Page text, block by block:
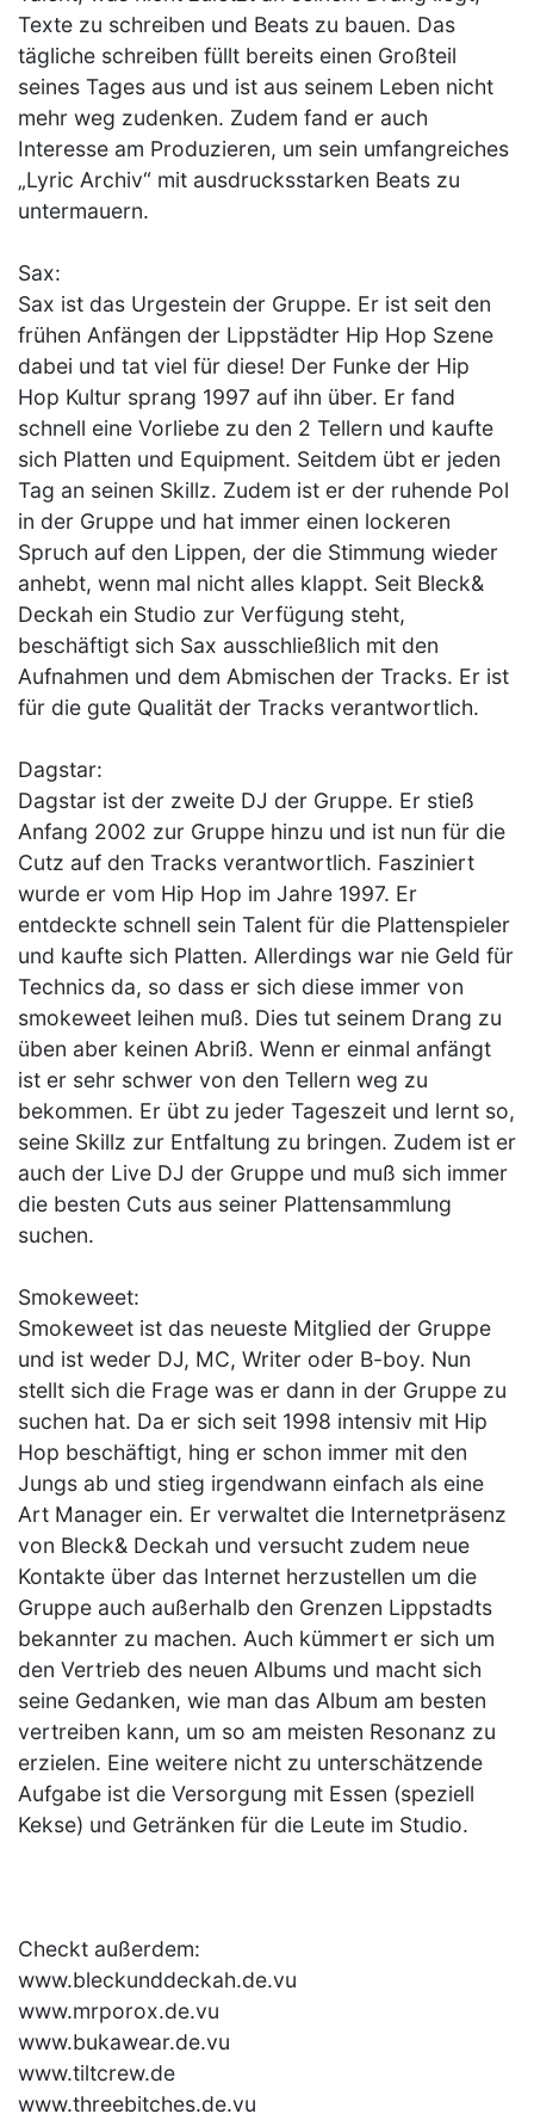
Texte zu schreiben und Beats zu bauen. Das
tägliche schreiben füllt bereits einen Großteil
seines Tages aus und ist aus seinem Leben nicht
mehr weg zudenken. Zudem fand er auch
Interesse am Produzieren, um sein umfangreiches
„Lyric Archiv“ mit ausdrucksstarken Beats zu
untermauern.
Sax:
Sax ist das Urgestein der Gruppe. Er ist seit den
frühen Anfängen der Lippstädter Hip Hop Szene
dabei und tat viel für diese! Der Funke der Hip
Hop Kultur sprang 1997 auf ihn über. Er fand
schnell eine Vorliebe zu den 2 Tellern und kaufte
sich Platten und Equipment. Seitdem übt er jeden
Tag an seinen Skillz. Zudem ist er der ruhende Pol
in der Gruppe und hat immer einen lockeren
Spruch auf den Lippen, der die Stimmung wieder
anhebt, wenn mal nicht alles klappt. Seit Bleck&
Deckah ein Studio zur Verfügung steht,
beschäftigt sich Sax ausschließlich mit den
Aufnahmen und dem Abmischen der Tracks. Er ist
für die gute Qualität der Tracks verantwortlich.
Dagstar:
Dagstar ist der zweite DJ der Gruppe. Er stieß
Anfang 2002 zur Gruppe hinzu und ist nun für die
Cutz auf den Tracks verantwortlich. Fasziniert
wurde er vom Hip Hop im Jahre 1997. Er
entdeckte schnell sein Talent für die Plattenspieler
und kaufte sich Platten. Allerdings war nie Geld für
Technics da, so dass er sich diese immer von
smokeweet leihen muß. Dies tut seinem Drang zu
üben aber keinen Abriß. Wenn er einmal anfängt
ist er sehr schwer von den Tellern weg zu
bekommen. Er übt zu jeder Tageszeit und lernt so,
seine Skillz zur Entfaltung zu bringen. Zudem ist er
auch der Live DJ der Gruppe und muß sich immer
die besten Cuts aus seiner Plattensammlung
suchen.
Smokeweet:
Smokeweet ist das neueste Mitglied der Gruppe
und ist weder DJ, MC, Writer oder B-boy. Nun
stellt sich die Frage was er dann in der Gruppe zu
suchen hat. Da er sich seit 1998 intensiv mit Hip
Hop beschäftigt, hing er schon immer mit den
Jungs ab und stieg irgendwann einfach als eine
Art Manager ein. Er verwaltet die Internetpräsenz
von Bleck& Deckah und versucht zudem neue
Kontakte über das Internet herzustellen um die
Gruppe auch außerhalb den Grenzen Lippstadts
bekannter zu machen. Auch kümmert er sich um
den Vertrieb des neuen Albums und macht sich
seine Gedanken, wie man das Album am besten
vertreiben kann, um so am meisten Resonanz zu
erzielen. Eine weitere nicht zu unterschätzende
Aufgabe ist die Versorgung mit Essen (speziell
Kekse) und Getränken für die Leute im Studio.
Checkt außerdem:
www.bleckunddeckah.de.vu
www.mrporox.de.vu
www.bukawear.de.vu
www.tiltcrew.de
www.threebitches.de.vu